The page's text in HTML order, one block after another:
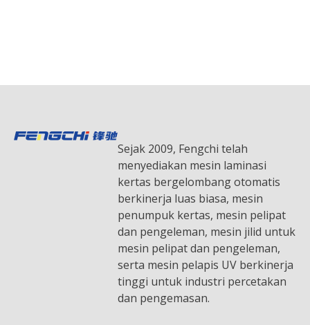
Sejak 2009, Fengchi telah
menyediakan mesin laminasi
kertas bergelombang otomatis
berkinerja luas biasa, mesin
penumpuk kertas, mesin pelipat
dan pengeleman, mesin jilid untuk
mesin pelipat dan pengeleman,
serta mesin pelapis UV berkinerja
tinggi untuk industri percetakan
dan pengemasan.